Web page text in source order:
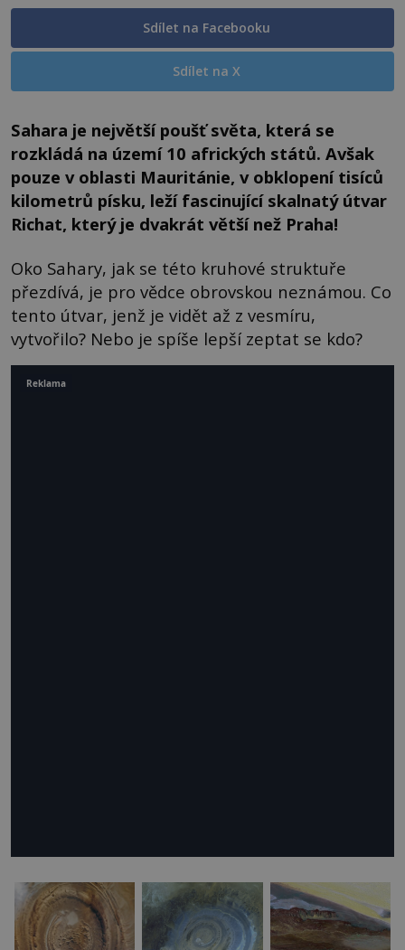
Sdílet na Facebooku
Sdílet na X
Sahara je největší poušť světa, která se
rozkládá na území 10 afrických států. Avšak
pouze v oblasti Mauritánie, v obklopení tisíců
kilometrů písku, leží fascinující skalnatý útvar
Richat, který je dvakrát větší než Praha!
Oko Sahary, jak se této kruhové struktuře
přezdívá, je pro vědce obrovskou neznámou. Co
tento útvar, jenž je vidět až z vesmíru,
vytvořilo? Nebo je spíše lepší zeptat se kdo?
Reklama